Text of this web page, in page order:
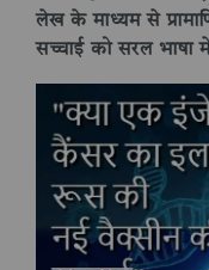
लेख के माध्यम से
सच्चाई को सरल भाषा